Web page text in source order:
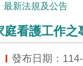
最新法規及公告
看護工作之
發布日期：